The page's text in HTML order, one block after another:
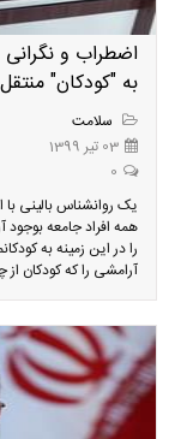
اضطراب و
به "کودکان"
سلامت
03 تیر 1399
0
همه افراد جامعه
را در این زمینه به
آرامشی را که کودکان